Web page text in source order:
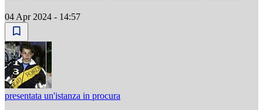
04 Apr 2024 - 14:57
presentata un'istanza in procura